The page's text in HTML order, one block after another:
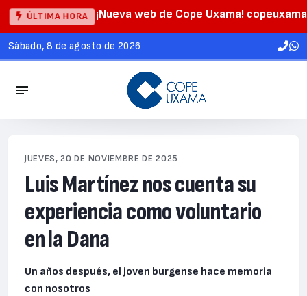
ÚLTIMA HORA ¡Nueva web de Cope Uxama!
sábado, 8 de agosto de 2026
JUEVES, 20 DE NOVIEMBRE DE 2025
Luis Martínez nos cuenta su
experiencia como voluntario
en la Dana
Un años después, el joven burgense hace memoria
con nosotros